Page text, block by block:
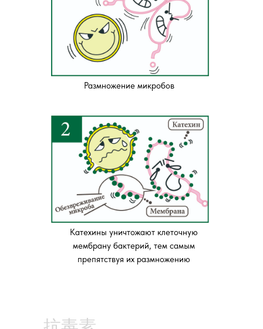
Размножение микробов
Катехины уничтожают клеточную
мембрану бактерий, тем самым
препятствуя их размножению